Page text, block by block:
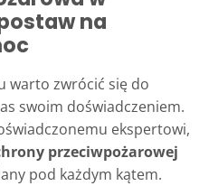
na
warto zwrócić się do
swoim doświadczeniem.
ekspertowi,
przeciwpożarowej
pod każdym kątem.